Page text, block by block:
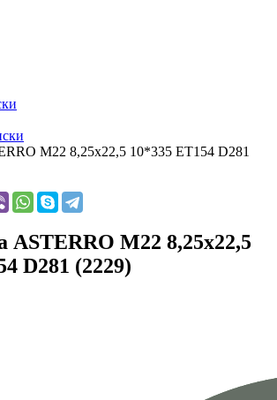
M22 8,25x22,5 10*335 ET154 D281
ASTERRO M22 8,25x22,5
D281 (2229)